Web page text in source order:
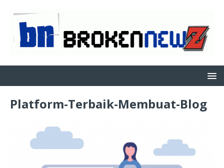
Platform-Terbaik-Membuat-Blog